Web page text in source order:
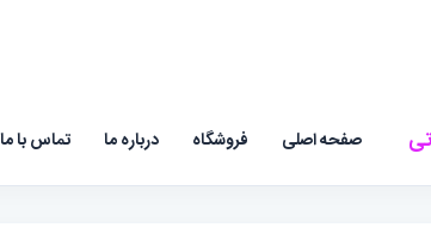
صفحه اصلی فروشگاه درباره ما تماس با ما